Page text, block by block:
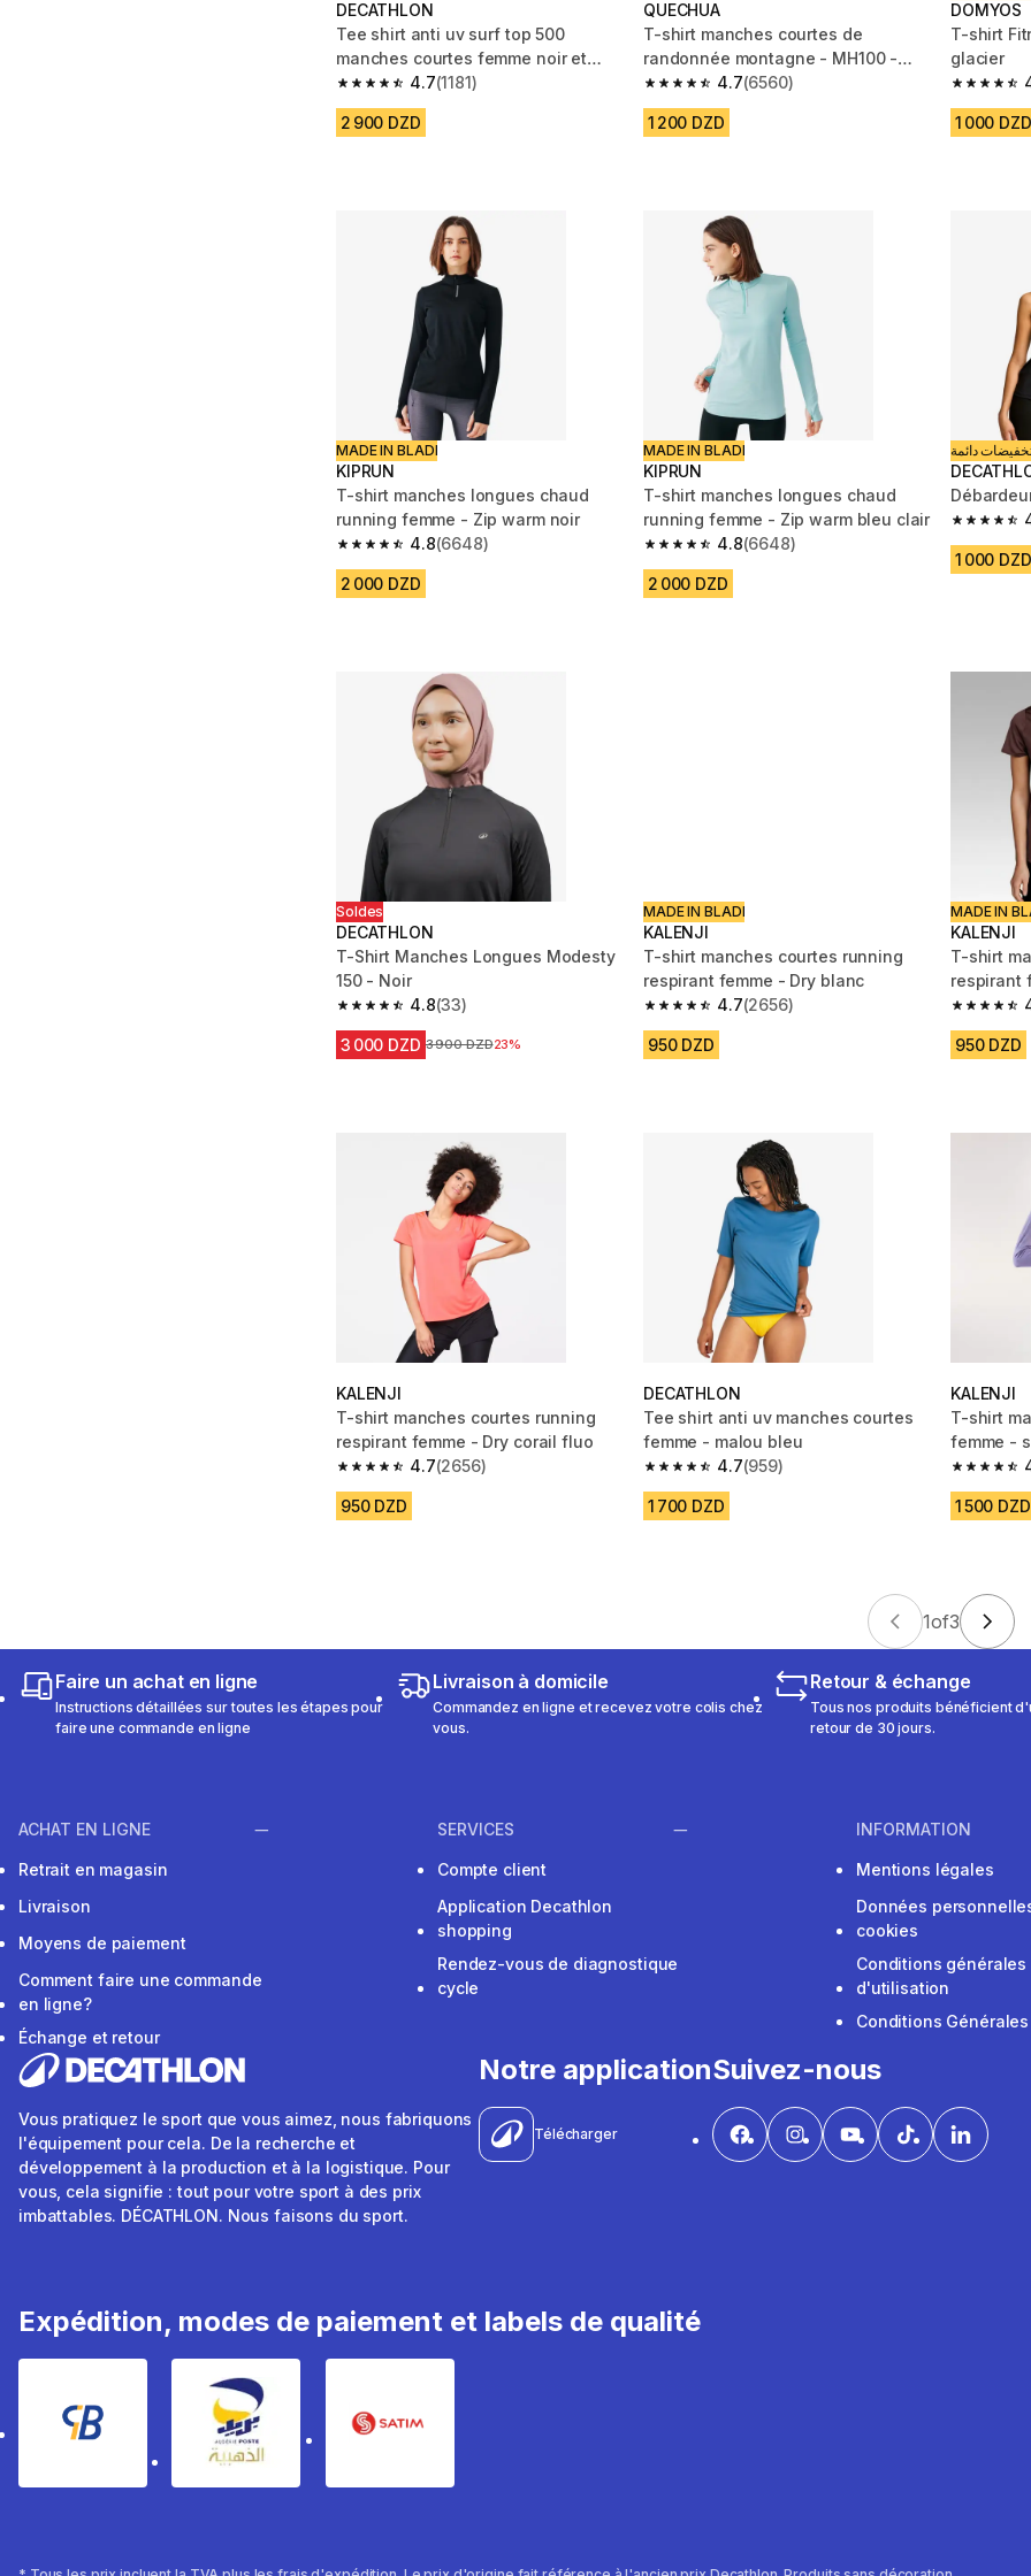
DECATHLON
Tee shirt anti uv surf top 500
manches courtes femme noir et
floral parrot
4.7
4.7 out of 5 stars from 1181 reviews
(1181)
2 900 DZD
QUECHUA
T-shirt manches courtes de
randonnée montagne - MH100 -
Femme
4.7
4.7 out of 5 stars from 6560 reviews
(6560)
1 200 DZD
DOMYOS
T-shirt
glacier
4.7 out of
1 000 DZD
MADE IN BLADI
KIPRUN
T-shirt manches longues chaud
running femme - Zip warm noir
4.8
4.8 out of 5 stars from 6648 reviews
(6648)
2 000 DZD
MADE IN BLADI
KIPRUN
T-shirt manches longues chaud
running femme - Zip warm bleu clair
4.8
4.8 out of 5 stars from 6648 reviews
(6648)
2 000 DZD
تخفيضات دائمة
4.7 out of
1 000 DZD
Soldes
DECATHLON
T-Shirt Manches Longues Modesty
150 - Noir
4.8
4.8 out of 5 stars from 33 reviews
(33)
3 000 DZD Prix avant la réduction
3 900 DZD23%
MADE IN BLADI
KALENJI
T-shirt manches courtes running
respirant femme - Dry blanc
4.7
4.7 out of 5 stars from 2656 reviews
(2656)
950 DZD
MADE IN
KALENJI
T-shirt
respirant
4.7 out of
950 DZD
KALENJI
T-shirt manches courtes running
respirant femme - Dry corail fluo
4.7
4.7 out of 5 stars from 2656 reviews
(2656)
950 DZD
DECATHLON
Tee shirt anti uv manches courtes
femme - malou bleu
4.7
4.7 out of 5 stars from 959 reviews
(959)
1 700 DZD
KALENJI
T-shirt
femme -
4.8 out of
1 500 DZD
1of3
Faire un achat en ligne
Instructions détaillées sur toutes les étapes pour
faire une commande en ligne
Livraison à domicile
Commandez en ligne et recevez votre colis chez
vous.
Retour & échange
Tous nos produits bénéficient
retour de 30 jours.
ACHAT EN LIGNE
Retrait en magasin
Livraison
Moyens de paiement
Comment faire une commande
en ligne?
Échange et retour
SERVICES
Compte client
Application Decathlon
shopping
Rendez-vous de diagnostique
cycle
INFORMATION
Mentions légales
Données
cookies
Conditions générales
d'utilisation
Conditions
Vous pratiquez le sport que vous aimez, nous fabriquons
l'équipement pour cela. De la recherche et
développement à la production et à la logistique. Pour
vous, cela signifie : tout pour votre sport à des prix
imbattables. DÉCATHLON. Nous faisons du sport.
Notre application
Télécharger
Suivez-nous
Expédition, modes de paiement et labels de qualité